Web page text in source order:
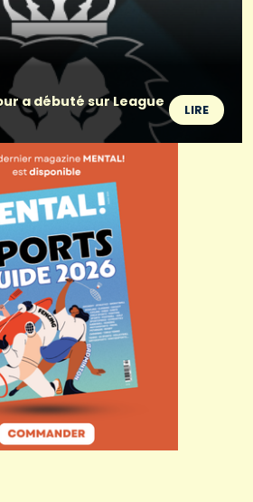
a débuté sur League
LIRE